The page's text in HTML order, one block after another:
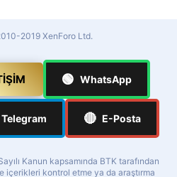
2019 XenForo Ltd.
🟢 WhatsApp
Telegram 🔴 E-Posta
Kanun kapsamında BTK tarafından
içerikleri kontrol etme ya da araştırma